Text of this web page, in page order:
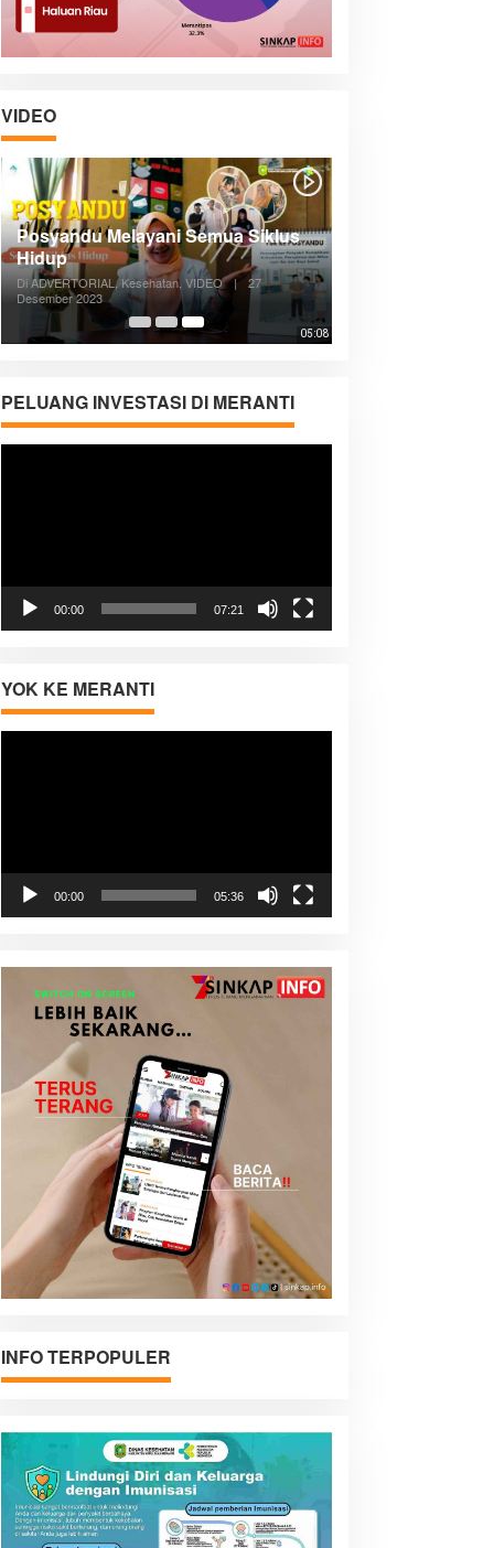
VIDEO
05:08
Posyandu Melayani Semua Siklus
Hidup
Di ADVERTORIAL, Kesehatan, VIDEO |
27
Desember 2023
PELUANG INVESTASI DI MERANTI
00:00 07:21
YOK KE MERANTI
00:00 05:36
INFO TERPOPULER